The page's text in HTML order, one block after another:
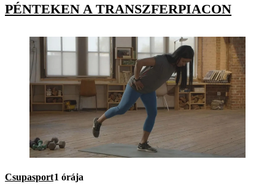
PÉNTEKEN A TRANSZFERPIACON
Csupasport1 órája